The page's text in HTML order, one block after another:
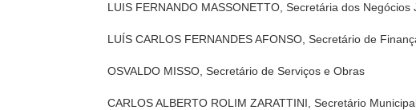
LUIS FERNANDO MASSONETTO, Secretária dos
LUÍS CARLOS FERNANDES AFONSO, Secretário de
OSVALDO MISSO, Secretário de Serviços e Obras
CARLOS ALBERTO ROLIM ZARATTINI, Secretário